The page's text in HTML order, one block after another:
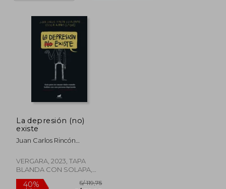
La depresión (no)
existe
Juan Carlos Rincón
VERGARA, 2023, TAPA
BLANDA CON SOLAPA,
Nuevo